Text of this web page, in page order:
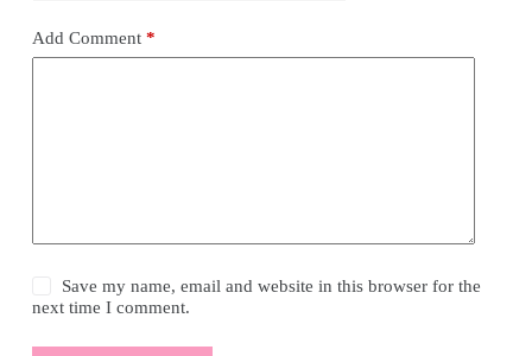
Add Comment*
Save my name, email and website in this browser for the
next time I comment.